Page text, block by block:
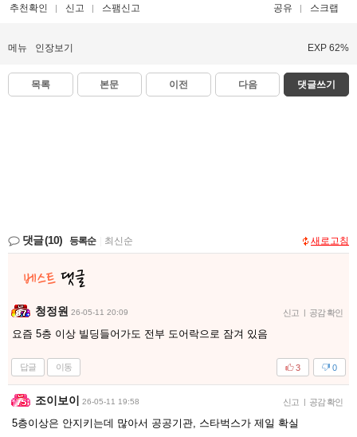
추천확인 신고 스팸신고 공유 스크랩
메뉴 인장보기 EXP 62%
목록 본문 이전 다음 댓글쓰기
댓글(10) 등록순 최신순 새로고침
청정원 26-05-11 20:09 신고 | 공감 확인
요즘 5층 이상 빌딩들어가도 전부 도어락으로 잠겨 있음
답글 이동 0
3
조이보이 26-05-11 19:58 신고 | 공감 확인
5층이상은 안지키는데 많아서 공공기관, 스타벅스가 제일 확실